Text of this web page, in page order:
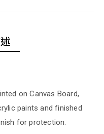
on Canvas Board,
paints and finished
for protection.